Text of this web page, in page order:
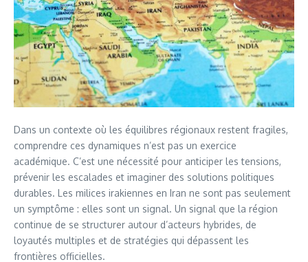
Dans un contexte où les équilibres régionaux restent fragiles,
comprendre ces dynamiques n’est pas un exercice
académique. C’est une nécessité pour anticiper les tensions,
prévenir les escalades et imaginer des solutions politiques
durables. Les milices irakiennes en Iran ne sont pas seulement
un symptôme : elles sont un signal. Un signal que la région
continue de se structurer autour d’acteurs hybrides, de
loyautés multiples et de stratégies qui dépassent les
frontières officielles.